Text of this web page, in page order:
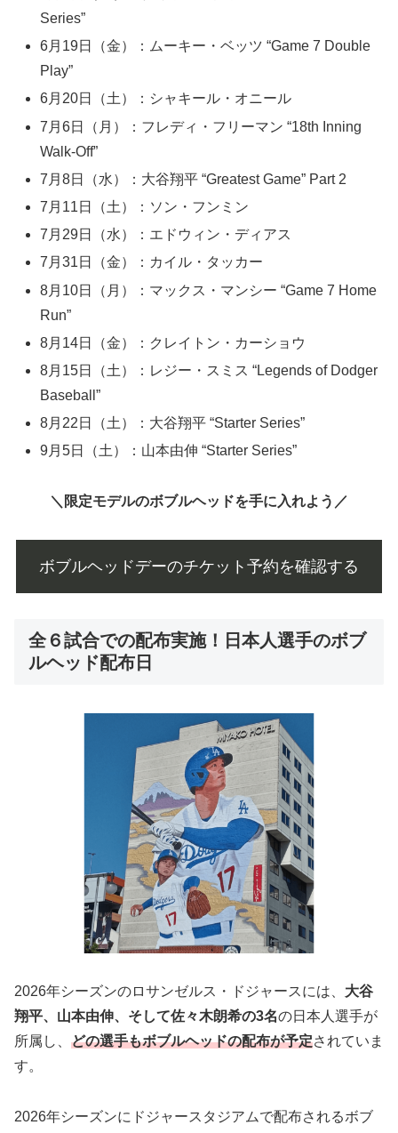
Series”
6月19日（金）：ムーキー・ベッツ “Game 7 Double
Play”
6月20日（土）：シャキール・オニール
7月6日（月）：フレディ・フリーマン “18th Inning
Walk-Off”
7月8日（水）：大谷翔平 “Greatest Game” Part 2
7月11日（土）：ソン・フンミン
7月29日（水）：エドウィン・ディアス
7月31日（金）：カイル・タッカー
8月10日（月）：マックス・マンシー “Game 7 Home
Run”
8月14日（金）：クレイトン・カーショウ
8月15日（土）：レジー・スミス “Legends of Dodger
Baseball”
8月22日（土）：大谷翔平 “Starter Series”
9月5日（土）：山本由伸 “Starter Series”
＼限定モデルのボブルヘッドを手に入れよう／
ボブルヘッドデーのチケット予約を確認する
全６試合での配布実施！日本人選手のボブ
ルヘッド配布日
2026年シーズンのロサンゼルス・ドジャースには、 大谷
翔平、山本由伸、そして佐々木朗希の3名の日本人選手が
所属し、 どの選手もボブルヘッドの配布が予定されていま
す。
2026年シーズンにドジャースタジアムで配布されるボブ